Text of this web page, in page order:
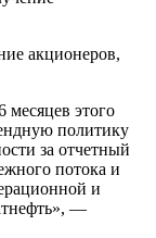
акционеров,
месяцев этого
политику
за отчетный
потока и
и
—